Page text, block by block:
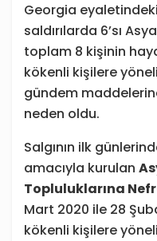
Georgia
saldırılarda 6’sı
toplam 8 kişinin
kökenli kişilere
gündem
neden oldu.
Salgının ilk
amacıyla kurulan
Topluluklarına
Mart 2020 ile 28
kökenli kişilere